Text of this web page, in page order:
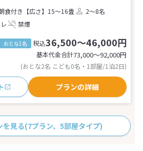
食付き 【広さ】15～16畳
2～8名
禁煙
おとな1名 税込36,500～46,000円
基本代金合計73,000〜92,000円
(おとな2名 こども0名・1部屋/1泊2日)
プランの詳細
を見る(7プラン、5部屋タイプ)